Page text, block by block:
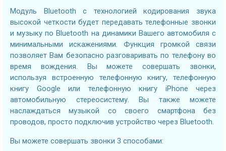
Модуль Bluetooth с технологией кодирования звука
высокой четкости будет передавать телефонные звонки
и музыку по Bluetooth на динамики Вашего автомобиля с
минимальными искажениями. Функция громкой связи
позволяет Вам безопасно разговаривать по телефону во
время вождения. Вы можете совершать звонки,
используя встроенную телефонную книгу, телефонную
книгу Google или телефонную книгу iPhone через
автомобильную стереосистему. Вы также можете
наслаждаться музыкой со своего смартфона без
проводов, просто подключив устройство через Bluetooth.
Вы можете совершать звонки 3 способами: